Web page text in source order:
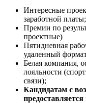
Интересные
заработной платы;
Премии по
проектные)
Пятидневная
удаленный
Белая компания,
лояльности
связи);
Кандидатам с